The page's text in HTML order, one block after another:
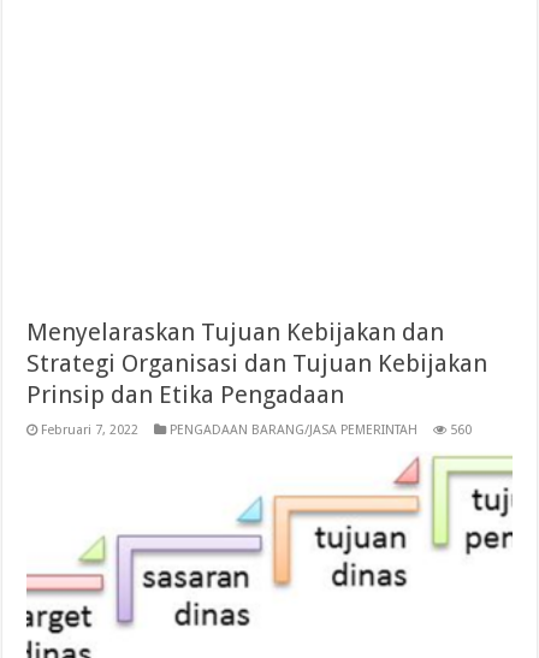
Menyelaraskan Tujuan Kebijakan dan
Strategi Organisasi dan Tujuan Kebijakan
Prinsip dan Etika Pengadaan
Februari 7, 2022 PENGADAAN BARANG/JASA PEMERINTAH 560